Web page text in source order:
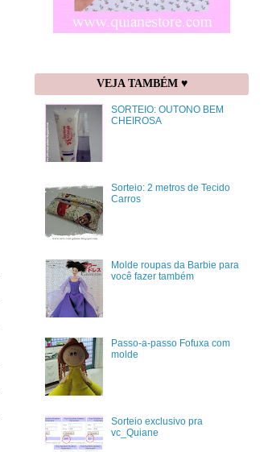
VEJA TAMBÉM ♥
SORTEIO: OUTONO BEM
CHEIROSA
Sorteio: 2 metros de Tecido
Carros
Molde roupas da Barbie para
você fazer também
Passo-a-passo Fofuxa com
molde
Sorteio exclusivo pra
vc_Quiane